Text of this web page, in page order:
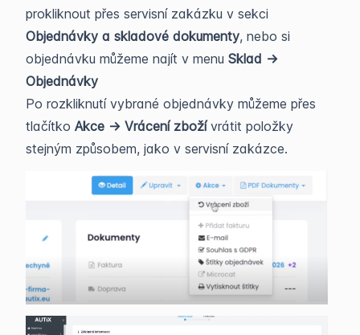
prokliknout přes servisní zakázku v sekci
Objednávky a skladové dokumenty, nebo si
objednávku můžeme najít v menu Sklad ->
Objednávky
Po rozkliknutí vybrané objednávky můžeme přes
tlačítko Akce -> Vrácení zbožívrátit položky
stejným způsobem, jako v servisní zakázce.